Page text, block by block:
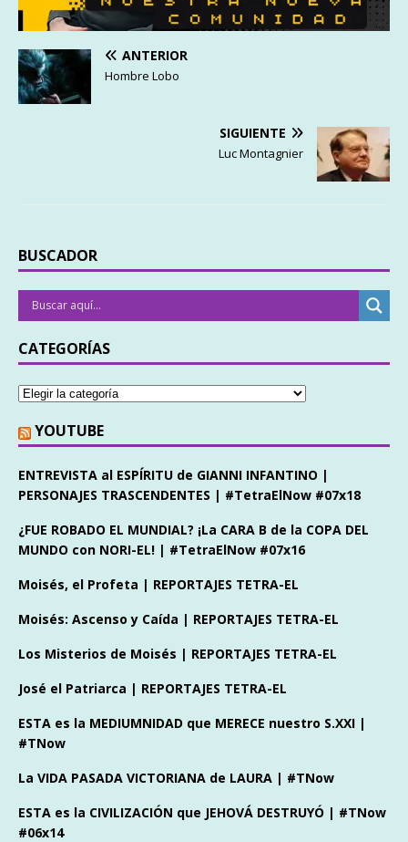
ANTERIOR
Hombre Lobo
SIGUIENTE
Luc Montagnier
BUSCADOR
CATEGORÍAS
YOUTUBE
ENTREVISTA al ESPÍRITU de GIANNI INFANTINO |
PERSONAJES TRASCENDENTES | #TetraElNow #07x18
¿FUE ROBADO EL MUNDIAL? ¡La CARA B de la COPA DEL
MUNDO con NORI-EL! | #TetraElNow #07x16
Moisés, el Profeta | REPORTAJES TETRA-EL
Moisés: Ascenso y Caída | REPORTAJES TETRA-EL
Los Misterios de Moisés | REPORTAJES TETRA-EL
José el Patriarca | REPORTAJES TETRA-EL
ESTA es la MEDIUMNIDAD que MERECE nuestro S.XXI |
#TNow
La VIDA PASADA VICTORIANA de LAURA | #TNow
ESTA es la CIVILIZACIÓN que JEHOVÁ DESTRUYÓ | #TNow
#06x14